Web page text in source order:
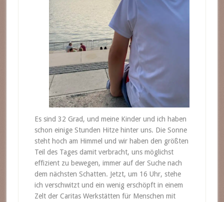
Es sind 32 Grad, und meine Kinder und ich haben
schon einige Stunden Hitze hinter uns. Die Sonne
steht hoch am Himmel und wir haben den größten
Teil des Tages damit verbracht, uns möglichst
effizient zu bewegen, immer auf der Suche nach
dem nächsten Schatten. Jetzt, um 16 Uhr, stehe
ich verschwitzt und ein wenig erschöpft in einem
Zelt der Caritas Werkstätten für Menschen mit